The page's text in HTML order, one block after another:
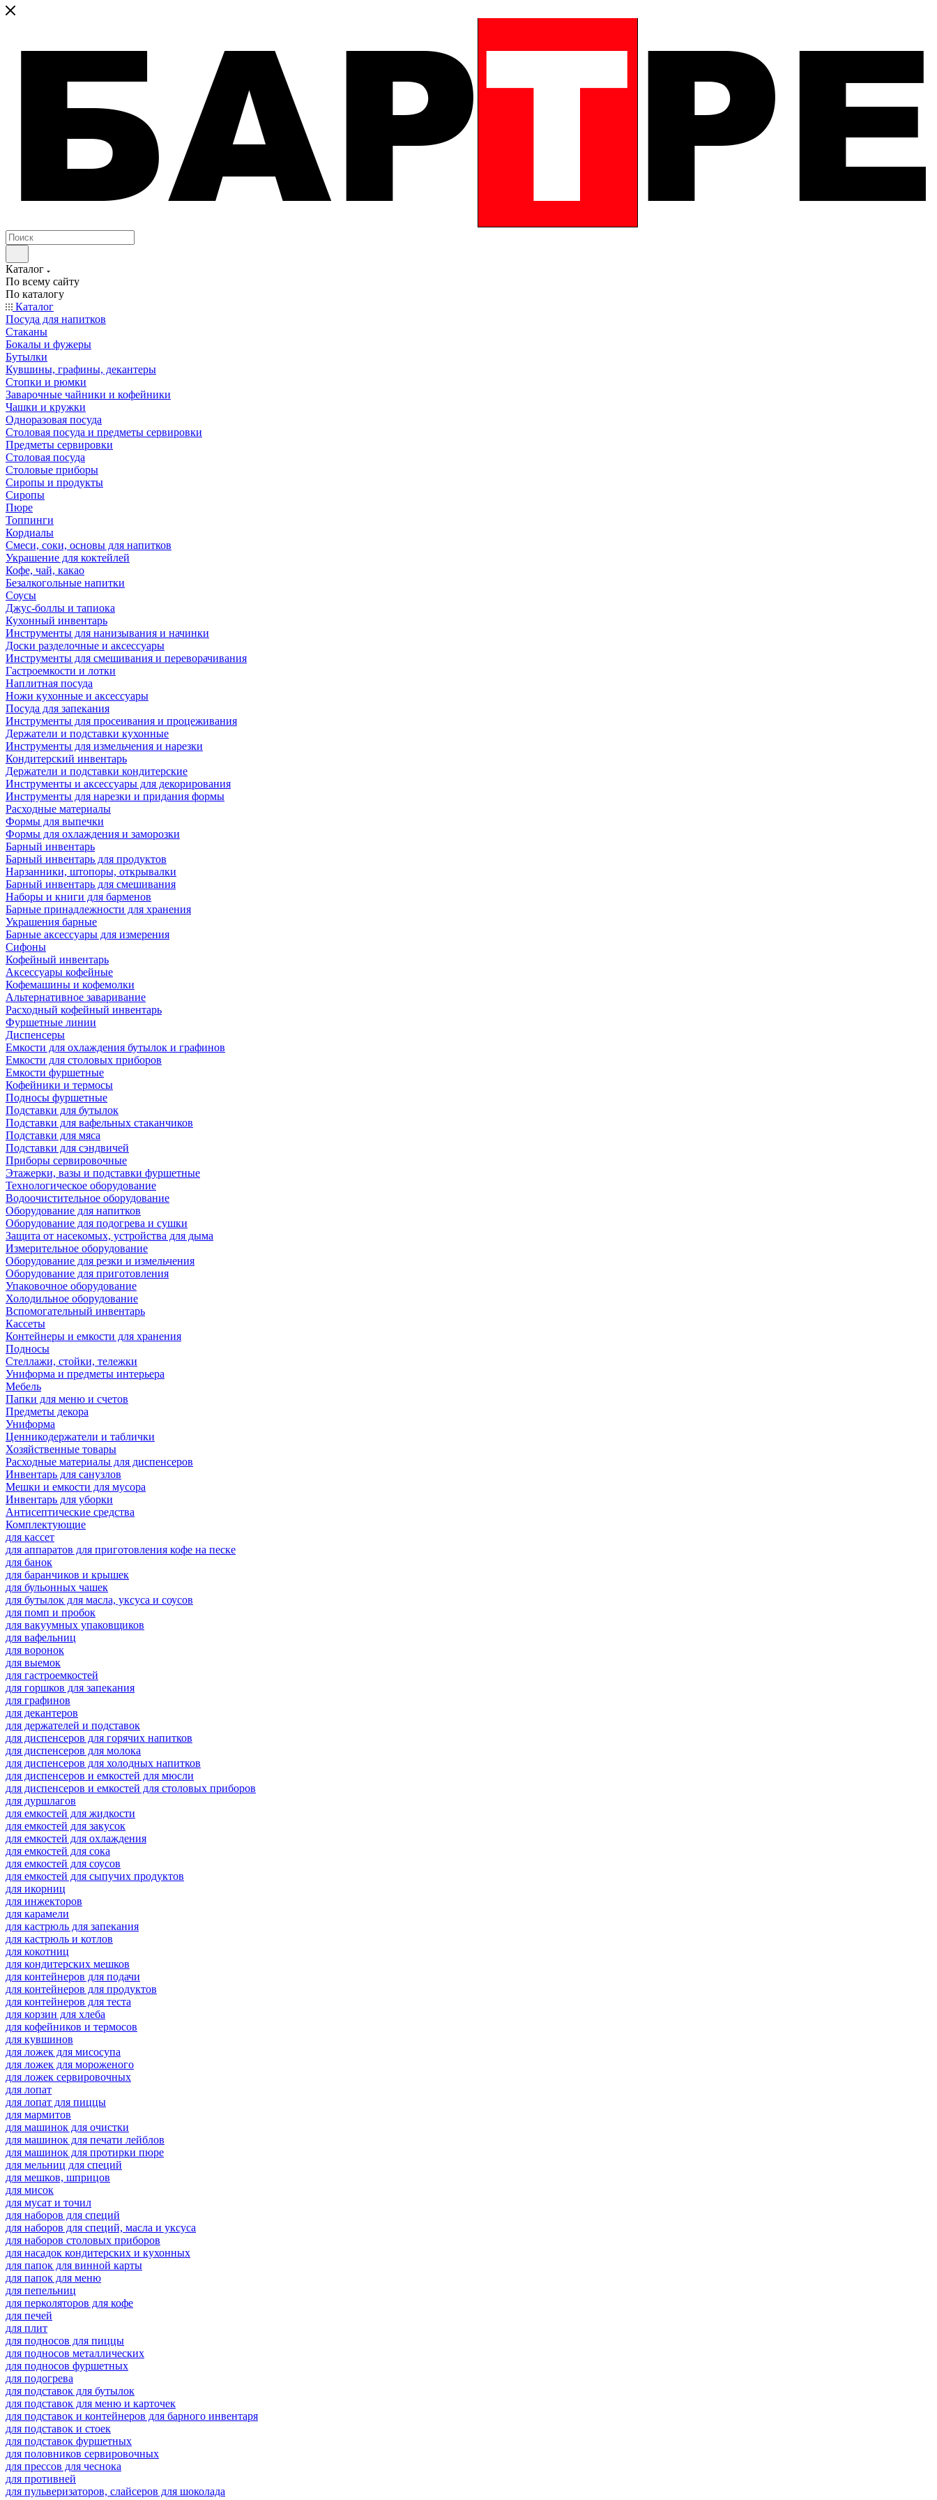
Каталог
По всему сайту
По каталогу
Каталог
Посуда для напитков
Стаканы
Бокалы и фужеры
Бутылки
Кувшины, графины, декантеры
Стопки и рюмки
Заварочные чайники и кофейники
Чашки и кружки
Одноразовая посуда
Столовая посуда и предметы сервировки
Предметы сервировки
Столовая посуда
Столовые приборы
Сиропы и продукты
Сиропы
Пюре
Топпинги
Кордиалы
Смеси, соки, основы для напитков
Украшение для коктейлей
Кофе, чай, какао
Безалкогольные напитки
Соусы
Джус-боллы и тапиока
Кухонный инвентарь
Инструменты для нанизывания и начинки
Доски разделочные и аксессуары
Инструменты для смешивания и переворачивания
Гастроемкости и лотки
Наплитная посуда
Ножи кухонные и аксессуары
Посуда для запекания
Инструменты для просеивания и процеживания
Держатели и подставки кухонные
Инструменты для измельчения и нарезки
Кондитерский инвентарь
Держатели и подставки кондитерские
Инструменты и аксессуары для декорирования
Инструменты для нарезки и придания формы
Расходные материалы
Формы для выпечки
Формы для охлаждения и заморозки
Барный инвентарь
Барный инвентарь для продуктов
Нарзанники, штопоры, открывалки
Барный инвентарь для смешивания
Наборы и книги для барменов
Барные принадлежности для хранения
Украшения барные
Барные аксессуары для измерения
Сифоны
Кофейный инвентарь
Аксессуары кофейные
Кофемашины и кофемолки
Альтернативное заваривание
Расходный кофейный инвентарь
Фуршетные линии
Диспенсеры
Емкости для охлаждения бутылок и графинов
Емкости для столовых приборов
Емкости фуршетные
Кофейники и термосы
Подносы фуршетные
Подставки для бутылок
Подставки для вафельных стаканчиков
Подставки для мяса
Подставки для сэндвичей
Приборы сервировочные
Этажерки, вазы и подставки фуршетные
Технологическое оборудование
Водоочистительное оборудование
Оборудование для напитков
Оборудование для подогрева и сушки
Защита от насекомых, устройства для дыма
Измерительное оборудование
Оборудование для резки и измельчения
Оборудование для приготовления
Упаковочное оборудование
Холодильное оборудование
Вспомогательный инвентарь
Кассеты
Контейнеры и емкости для хранения
Подносы
Стеллажи, стойки, тележки
Униформа и предметы интерьера
Мебель
Папки для меню и счетов
Предметы декора
Униформа
Ценникодержатели и таблички
Хозяйственные товары
Расходные материалы для диспенсеров
Инвентарь для санузлов
Мешки и емкости для мусора
Инвентарь для уборки
Антисептические средства
Комплектующие
для кассет
для аппаратов для приготовления кофе на песке
для банок
для баранчиков и крышек
для бульонных чашек
для бутылок для масла, уксуса и соусов
для помп и пробок
для вакуумных упаковщиков
для вафельниц
для воронок
для выемок
для гастроемкостей
для горшков для запекания
для графинов
для декантеров
для держателей и подставок
для диспенсеров для горячих напитков
для диспенсеров для молока
для диспенсеров для холодных напитков
для диспенсеров и емкостей для мюсли
для диспенсеров и емкостей для столовых приборов
для дуршлагов
для емкостей для жидкости
для емкостей для закусок
для емкостей для охлаждения
для емкостей для сока
для емкостей для соусов
для емкостей для сыпучих продуктов
для икорниц
для инжекторов
для карамели
для кастрюль для запекания
для кастрюль и котлов
для кокотниц
для кондитерских мешков
для контейнеров для подачи
для контейнеров для продуктов
для контейнеров для теста
для корзин для хлеба
для кофейников и термосов
для кувшинов
для ложек для мисосупа
для ложек для мороженого
для ложек сервировочных
для лопат
для лопат для пиццы
для мармитов
для машинок для очистки
для машинок для печати лейблов
для машинок для протирки пюре
для мельниц для специй
для мешков, шприцов
для мисок
для мусат и точил
для наборов для специй
для наборов для специй, масла и уксуса
для наборов столовых приборов
для насадок кондитерских и кухонных
для папок для винной карты
для папок для меню
для пепельниц
для перколяторов для кофе
для печей
для плит
для подносов для пиццы
для подносов металлических
для подносов фуршетных
для подогрева
для подставок для бутылок
для подставок для меню и карточек
для подставок и контейнеров для барного инвентаря
для подставок и стоек
для подставок фуршетных
для половников сервировочных
для прессов для чеснока
для противней
для пульверизаторов, слайсеров для шоколада